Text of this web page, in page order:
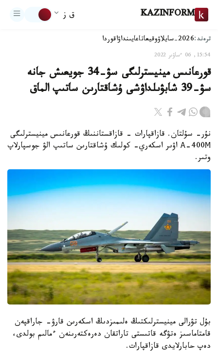
KAZINFORM ق ز
ترەند:2026-سايلاۋ وقيعاتاعايىنداۋاقوردا
15:54, 06 ءساۋىر 2022
قورعانىس مينيسترلىگى سۋ-34 جويعىش جانە
سۋ-39 شابۋىلداۋشى ۇشاقتارىن ساتىپ الماق
نۇر- سۇلتان. قازاقپارات - قازاقستاننىڭ قورعانىس مينيسترلىگى
А-400М اۋىر اسكەري- كولىك ۇشاقتارىن ساتىپ الۋ جوسپارلاپ
وتىر.
بۇل تۋرالى مينيسترلىكتىڭ ەلىمىزدىڭ اسكەرىن قارۋ- جاراقپەن
قامتاماسىز ەتۋگە قاتىستى تاراتقان دەرەكتەرىنەن ءمالىم بولدى،
دەپ حابارلايدى قازاقپارات.